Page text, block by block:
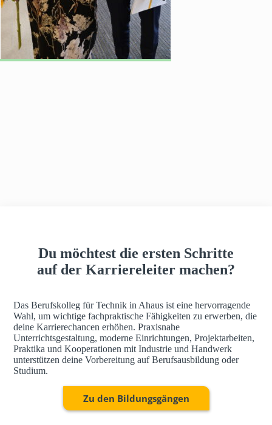
h
a
u
Du möchtest die ersten Schritte
auf der Karriereleiter machen?
Das Berufskolleg für Technik in Ahaus ist eine hervorragende
Wahl, um wichtige fachpraktische Fähigkeiten zu erwerben, die
deine Karrierechancen erhöhen. Praxisnahe
Unterrichtsgestaltung, moderne Einrichtungen, Projektarbeiten,
Praktika und Kooperationen mit Industrie und Handwerk
unterstützen deine Vorbereitung auf Berufsausbildung oder
Studium.
Zu den Bildungsgängen